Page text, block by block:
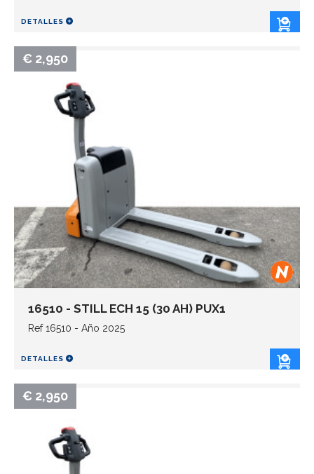
DETALLES
€ 2,950
16510 - STILL ECH 15 (30 AH) PUX1
Ref 16510 - Año 2025
DETALLES
€ 2,950